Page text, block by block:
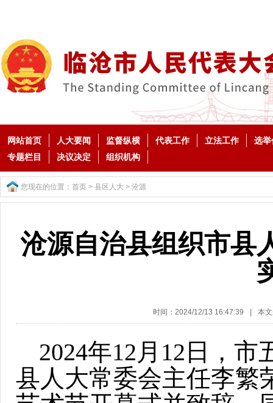
网站首页 人大要闻 监督纵横 代表工作 立法工作
选举
专题栏目
决议决定 组织机构
您现在的位置： 首页 > 县区人大 > 沧源
沧源自治县组织市县
时间：2024/12/13 16:47:39 本
2024年12月12日，
县人大常委会主任李繁